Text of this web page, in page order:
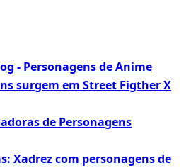
- Personagens de Anime
surgem em Street Figther X
de Personagens
Xadrez com personagens de